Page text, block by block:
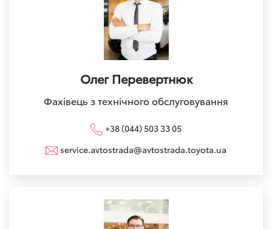
Олег Перевертнюк
Фахівець з технічного обслуговування
+38 (044) 503 33 05
service.avtostrada@avtostrada.toyota.ua